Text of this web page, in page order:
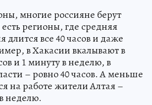
многие россияне берут
регионы, где средняя
длится все 40 часов и даже
в Хакасии вкалывают в
и 1 минуту в неделю, в
– ровно 40 часов. А меньше
на работе жители Алтая –
неделю.